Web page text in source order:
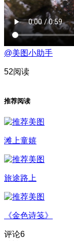
@美图小助手
52阅读
推荐阅读
滩上童嬉
旅途路上
《金色诗笺》
评论6